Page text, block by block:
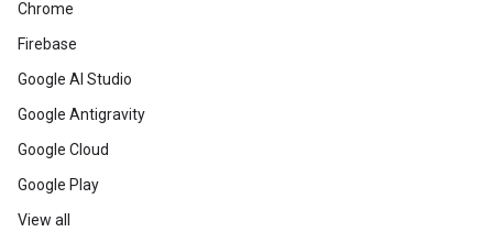
Chrome
Firebase
Google AI Studio
Google Antigravity
Google Cloud
Google Play
View all